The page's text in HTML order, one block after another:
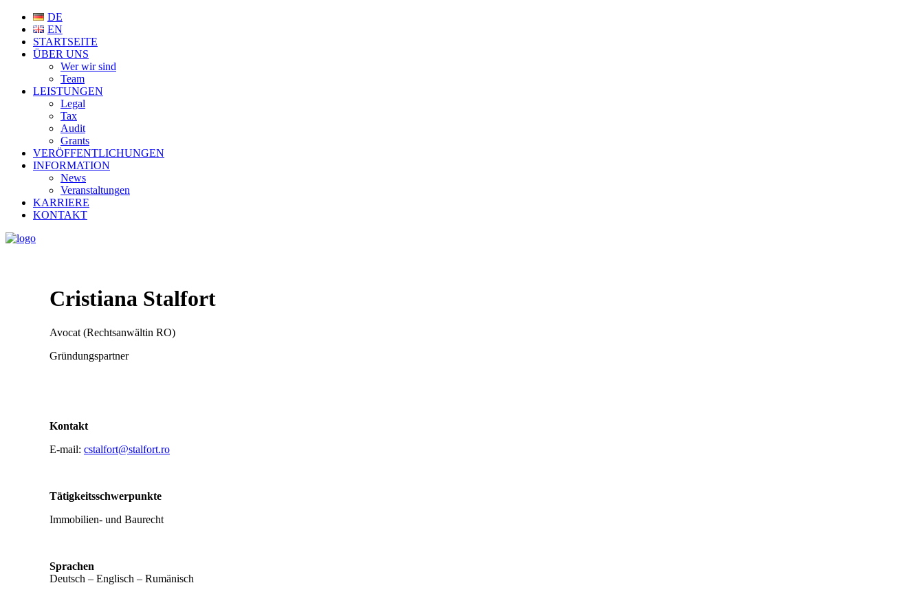
DE
EN
STARTSEITE
ÜBER UNS
Wer wir sind
Team
LEISTUNGEN
Legal
Tax
Audit
Grants
VERÖFFENTLICHUNGEN
INFORMATION
News
Veranstaltungen
KARRIERE
KONTAKT
Cristiana Stalfort
Avocat (Rechtsanwältin RO)
Gründungspartner
Kontakt
E-mail: cstalfort@stalfort.ro
Tätigkeitsschwerpunkte
Immobilien- und Baurecht
Sprachen
Deutsch – Englisch – Rumänisch